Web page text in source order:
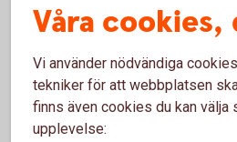
För att se detta innehåll
godkänna cookies för
och statistik.
Våra
Vi använder nödvändiga
tekniker för att webbplatsen
finns även cookies du kan välja
upplevelse: